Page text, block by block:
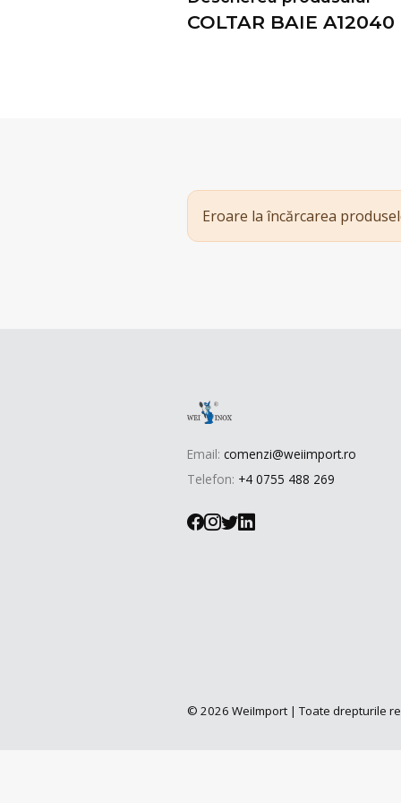
COLTAR BAIE A12040
Eroare la încărcarea
Email: comenzi@weiimport.ro
Telefon: +4 0755 488 269
© 2026 WeiImport | Toate drepturile